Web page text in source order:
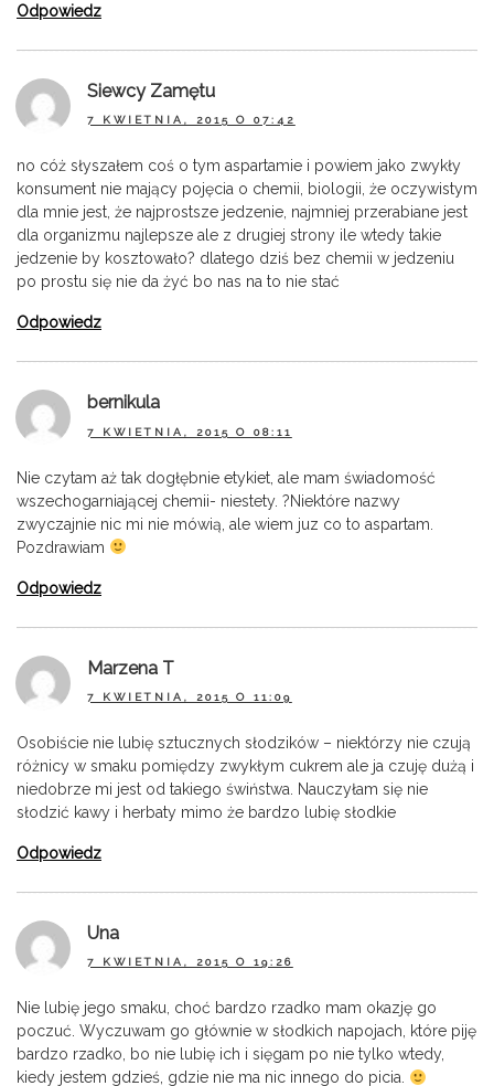
Odpowiedz
Siewcy Zamętu
7 KWIETNIA, 2015 O 07:42
no cóż słyszałem coś o tym aspartamie i powiem jako zwykły
konsument nie mający pojęcia o chemii, biologii, że oczywistym
dla mnie jest, że najprostsze jedzenie, najmniej przerabiane jest
dla organizmu najlepsze ale z drugiej strony ile wtedy takie
jedzenie by kosztowało? dlatego dziś bez chemii w jedzeniu
po prostu się nie da żyć bo nas na to nie stać
Odpowiedz
bernikula
7 KWIETNIA, 2015 O 08:11
Nie czytam aż tak dogłębnie etykiet, ale mam świadomość
wszechogarniającej chemii- niestety. ?Niektóre nazwy
zwyczajnie nic mi nie mówią, ale wiem juz co to aspartam.
Pozdrawiam
Odpowiedz
Marzena T
7 KWIETNIA, 2015 O 11:09
Osobiście nie lubię sztucznych słodzików – niektórzy nie czują
różnicy w smaku pomiędzy zwykłym cukrem ale ja czuję dużą i
niedobrze mi jest od takiego świństwa. Nauczyłam się nie
słodzić kawy i herbaty mimo że bardzo lubię słodkie
Odpowiedz
Una
7 KWIETNIA, 2015 O 19:26
Nie lubię jego smaku, choć bardzo rzadko mam okazję go
poczuć. Wyczuwam go głównie w słodkich napojach, które piję
bardzo rzadko, bo nie lubię ich i sięgam po nie tylko wtedy,
kiedy jestem gdzieś, gdzie nie ma nic innego do picia.